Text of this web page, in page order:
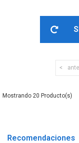
20
Recomendaciones